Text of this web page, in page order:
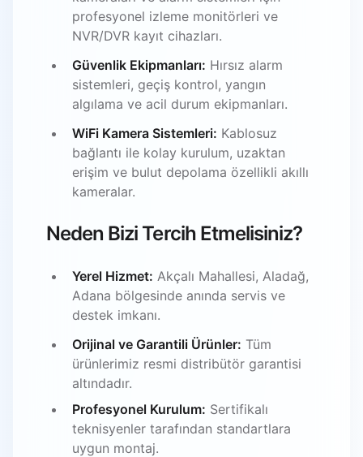
profesyonel izleme monitörleri ve
NVR/DVR kayıt cihazları.
Güvenlik Ekipmanları: Hırsız alarm
sistemleri, geçiş kontrol, yangın
algılama ve acil durum ekipmanları.
WiFi Kamera Sistemleri: Kablosuz
bağlantı ile kolay kurulum, uzaktan
erişim ve bulut depolama özellikli akıllı
kameralar.
Neden Bizi Tercih Etmelisiniz?
Yerel Hizmet: Akçalı Mahallesi, Aladağ,
Adana bölgesinde anında servis ve
destek imkanı.
Orijinal ve Garantili Ürünler: Tüm
ürünlerimiz resmi distribütör garantisi
altındadır.
Profesyonel Kurulum: Sertifikalı
teknisyenler tarafından standartlara
uygun montaj.